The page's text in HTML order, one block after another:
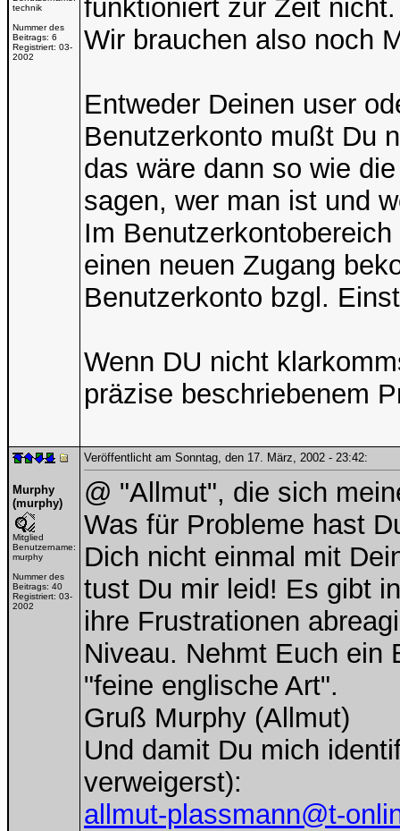
technik
Nummer des
Beitrags: 6
Registriert: 03-
2002
funktioniert zur Zeit
Wir brauchen also noch
Entweder Deinen user
Benutzerkonto mußt Du
das wäre dann so wie
sagen, wer man ist und
Im
einen neuen Zugang
Benutzerkonto bzgl.
Wenn DU nicht
präzise beschriebenem
Murphy
(murphy)
Mitglied
Benutzername:
murphy
Nummer des
Beitrags: 40
Registriert: 03-
2002
Veröffentlicht am Sonntag, den 17. März, 2002 - 23:42:
@ "Allmut", die sich
Was für Probleme hast
Dich nicht einmal mit
tust Du mir leid! Es gibt
ihre Frustrationen
Niveau. Nehmt Euch ein
"feine englische Art".
Gruß Murphy (Allmut)
Und damit Du mich
verweigerst):
allmut-plassmann@t-